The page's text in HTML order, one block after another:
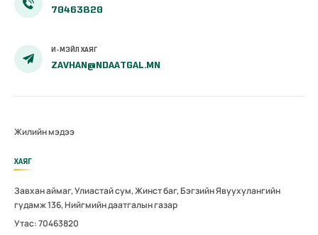
70463820
И-МЭЙЛ ХАЯГ
ZAVHAN@NDAATGAL.MN
Жилийн мэдээ
ХАЯГ
Завхан аймаг, Улиастай сум, Жинст баг, Бэгзийн Явуухулангийн
гудамж 136, Нийгмийн даатгалын газар
Утас: 70463820